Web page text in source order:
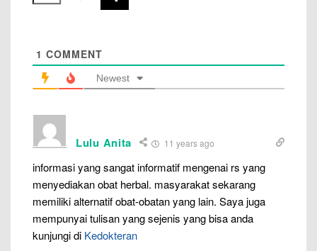
1 COMMENT
Newest
Lulu Anita 11 years ago
informasi yang sangat informatif mengenai rs yang
menyediakan obat herbal. masyarakat sekarang
memiliki alternatif obat-obatan yang lain. Saya juga
mempunyai tulisan yang sejenis yang bisa anda
kunjungi di Kedokteran